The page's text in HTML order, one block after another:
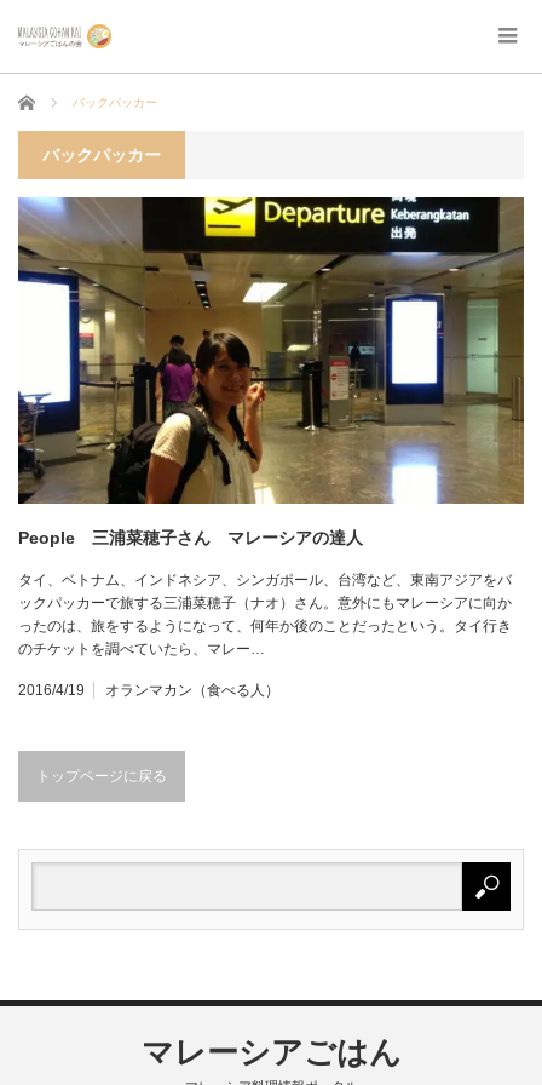
ホーム バックパッカー
バックパッカー
People 三浦菜穂子さん マレーシアの達人
タイ、ベトナム、インドネシア、シンガポール、台湾など、東南アジアをバ
ックパッカーで旅する三浦菜穂子（ナオ）さん。意外にもマレーシアに向か
ったのは、旅をするようになって、何年か後のことだったという。タイ行き
のチケットを調べていたら、マレー…
2016/4/19 オランマカン（食べる人）
トップページに戻る
マレーシアごはん